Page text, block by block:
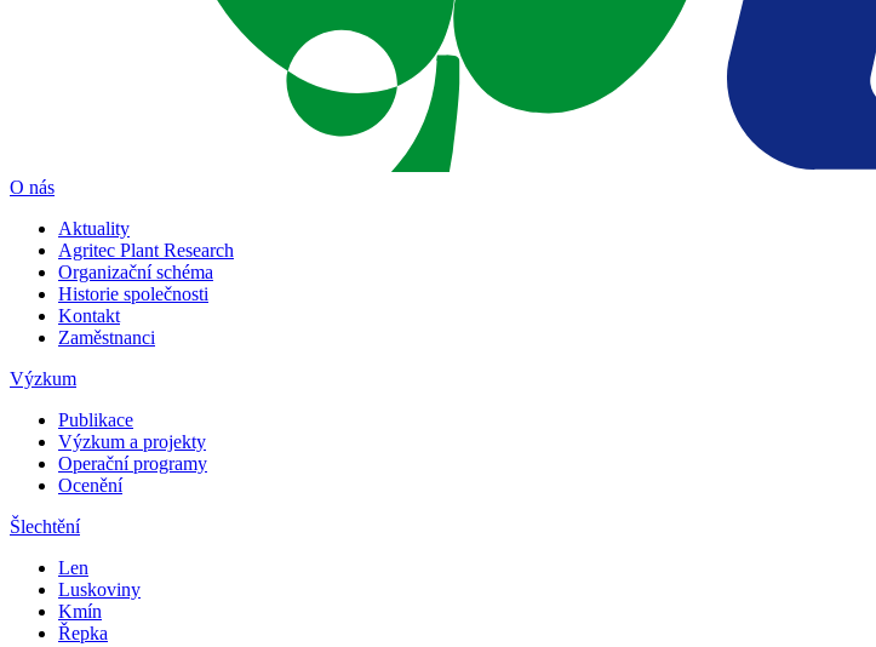
O nás
Aktuality
Agritec Plant Research
Organizační schéma
Historie společnosti
Kontakt
Zaměstnanci
Výzkum
Publikace
Výzkum a projekty
Operační programy
Ocenění
Šlechtění
Len
Luskoviny
Kmín
Řepka